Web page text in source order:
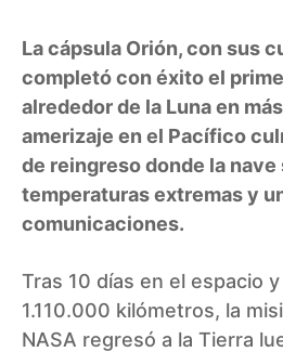
La cápsula Orión, con sus
completó con éxito el
alrededor de la Luna en
amerizaje en el Pacífico
de reingreso donde la
temperaturas extremas y
comunicaciones.
Tras 10 días en el espacio
1.110.000 kilómetros, la
NASA regresó a la Tierra